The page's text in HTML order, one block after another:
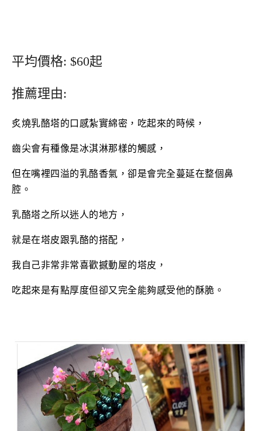
平均價格: $60起
推薦理由:
炙燒乳酪塔的口感紮實綿密，吃起來的時候，
齒尖會有種像是冰淇淋那樣的觸感，
但在嘴裡四溢的乳酪香氣，卻是會完全蔓延在整個鼻
腔。
乳酪塔之所以迷人的地方，
就是在塔皮跟乳酪的搭配，
我自己非常非常喜歡撼動屋的塔皮，
吃起來是有點厚度但卻又完全能夠感受他的酥脆。